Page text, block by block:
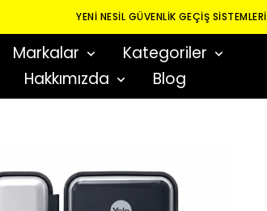
YENI NESIL GÜVENLIK GEÇIŞ SISTEMLERI
Markalar
Kategoriler
Hakkımızda Blog